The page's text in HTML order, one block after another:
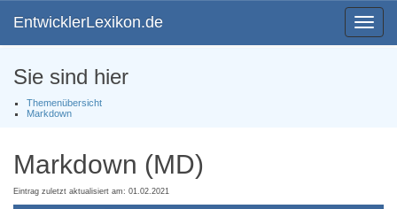
Toggle
EntwicklerLexikon.de
Sie sind hier
Themenübersicht
Markdown
Markdown (MD)
Eintrag zuletzt aktualisiert am: 01.02.2021